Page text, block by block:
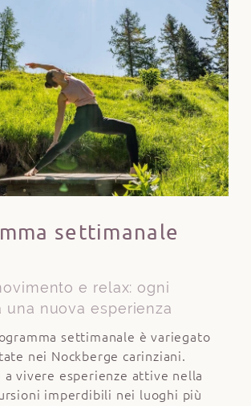
settimanale
e relax: ogni
una nuova esperienza
settimanale è variegato
nei Nockberge carinziani.
a vivere esperienze attive nella
imperdibili nei luoghi più